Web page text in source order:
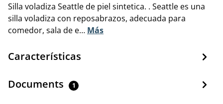
Silla voladiza Seattle de piel sintetica. . Seattle es una
silla voladiza con reposabrazos, adecuada para
comedor, sala de e… Más
Características
Documents 1